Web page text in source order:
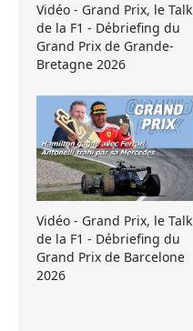
Vidéo - Grand Prix, le Talk
de la F1 - Débriefing du
Grand Prix de Grande-
Bretagne 2026
Vidéo - Grand Prix, le Talk
de la F1 - Débriefing du
Grand Prix de Barcelone
2026